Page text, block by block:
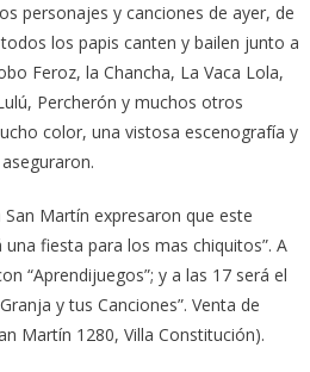
personajes y canciones de ayer, de
los papis canten y bailen junto a
Feroz, la Chancha, La Vaca Lola,
Percherón y muchos otros
color, una vistosa escenografía y
Martín expresaron que este
fiesta para los mas chiquitos”. A
“Aprendijuegos”; y a las 17 será el
y tus Canciones”. Venta de
Martín 1280, Villa Constitución).